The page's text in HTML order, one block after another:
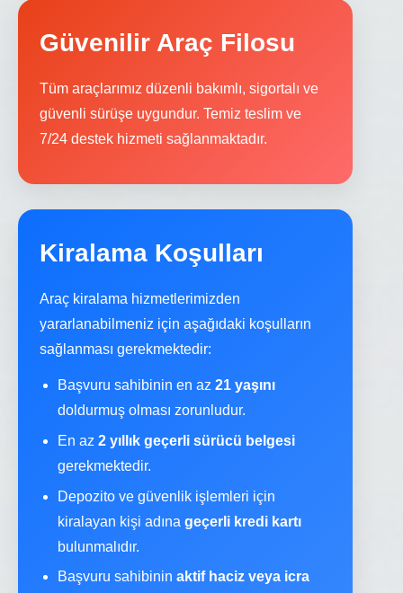
Güvenilir Araç Filosu
Tüm araçlarımız düzenli bakımlı, sigortalı ve
güvenli sürüşe uygundur. Temiz teslim ve
7/24 destek hizmeti sağlanmaktadır.
Kiralama Koşulları
Araç kiralama hizmetlerimizden
yararlanabilmeniz için aşağıdaki koşulların
sağlanması gerekmektedir:
Başvuru sahibinin en az 21 yaşını
doldurmuş olması zorunludur.
En az 2 yıllık geçerli sürücü belgesi
gerekmektedir.
Depozito ve güvenlik işlemleri için
kiralayan kişi adına geçerli kredi kartı
bulunmalıdır.
Başvuru sahibinin aktif haciz veya icra